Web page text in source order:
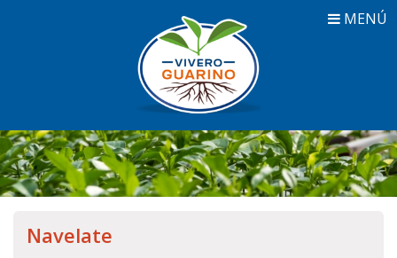
MENÚ
Navelate